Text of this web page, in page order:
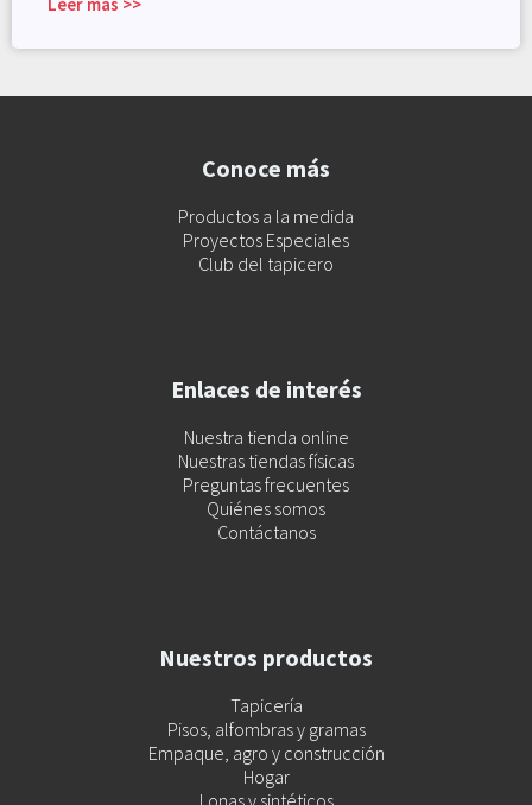
Conoce más
Productos a la medida
Proyectos Especiales
Club del tapicero
Enlaces de interés
Nuestra tienda online
Nuestras tiendas físicas
Preguntas frecuentes
Quiénes somos
Contáctanos
Nuestros productos
Tapicería
Pisos, alfombras y gramas
Empaque, agro y construcción
Hogar
Lonas y sintéticos